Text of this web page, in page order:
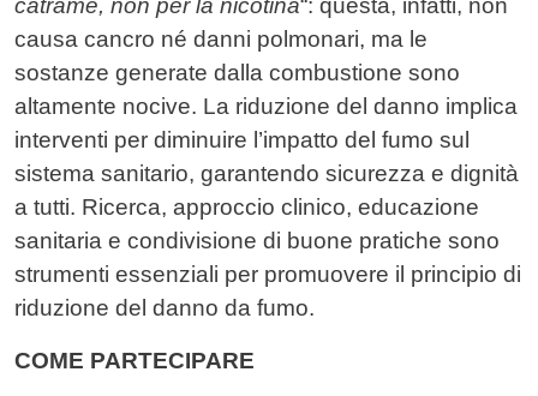
catrame, non per la nicotina“: questa, infatti, non
causa cancro né danni polmonari, ma le
sostanze generate dalla combustione sono
altamente nocive. La riduzione del danno implica
interventi per diminuire l’impatto del fumo sul
sistema sanitario, garantendo sicurezza e dignità
a tutti. Ricerca, approccio clinico, educazione
sanitaria e condivisione di buone pratiche sono
strumenti essenziali per promuovere il principio di
riduzione del danno da fumo.
COME PARTECIPARE